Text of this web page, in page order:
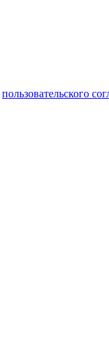
пользовательского